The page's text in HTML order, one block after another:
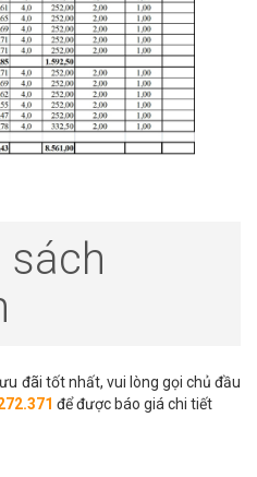
sách
đãi tốt nhất, vui lòng gọi chủ đầu
để được báo giá chi tiết